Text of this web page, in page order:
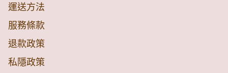
運送方法
服務條款
退款政策
私隱政策